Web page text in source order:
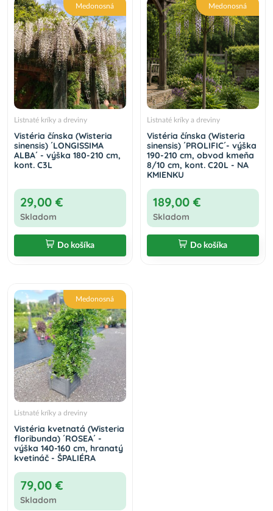
Medonosná
Listnaté kríky a dreviny
Vistéria čínska (Wisteria
sinensis) ´LONGISSIMA
ALBA´ - výška 180-210 cm,
kont. C3L
29,00 €
Skladom
Do košíka
Medonosná
Listnaté kríky a dreviny
Vistéria čínska (Wisteria
sinensis) ´PROLIFIC´- výška
190-210 cm, obvod kmeňa
8/10 cm, kont. C20L - NA
KMIENKU
189,00 €
Skladom
Do košíka
Medonosná
Listnaté kríky a dreviny
Vistéria kvetnatá (Wisteria
floribunda) ´ROSEA´ -
výška 140-160 cm, hranatý
kvetináč - ŠPALIÉRA
79,00 €
Skladom